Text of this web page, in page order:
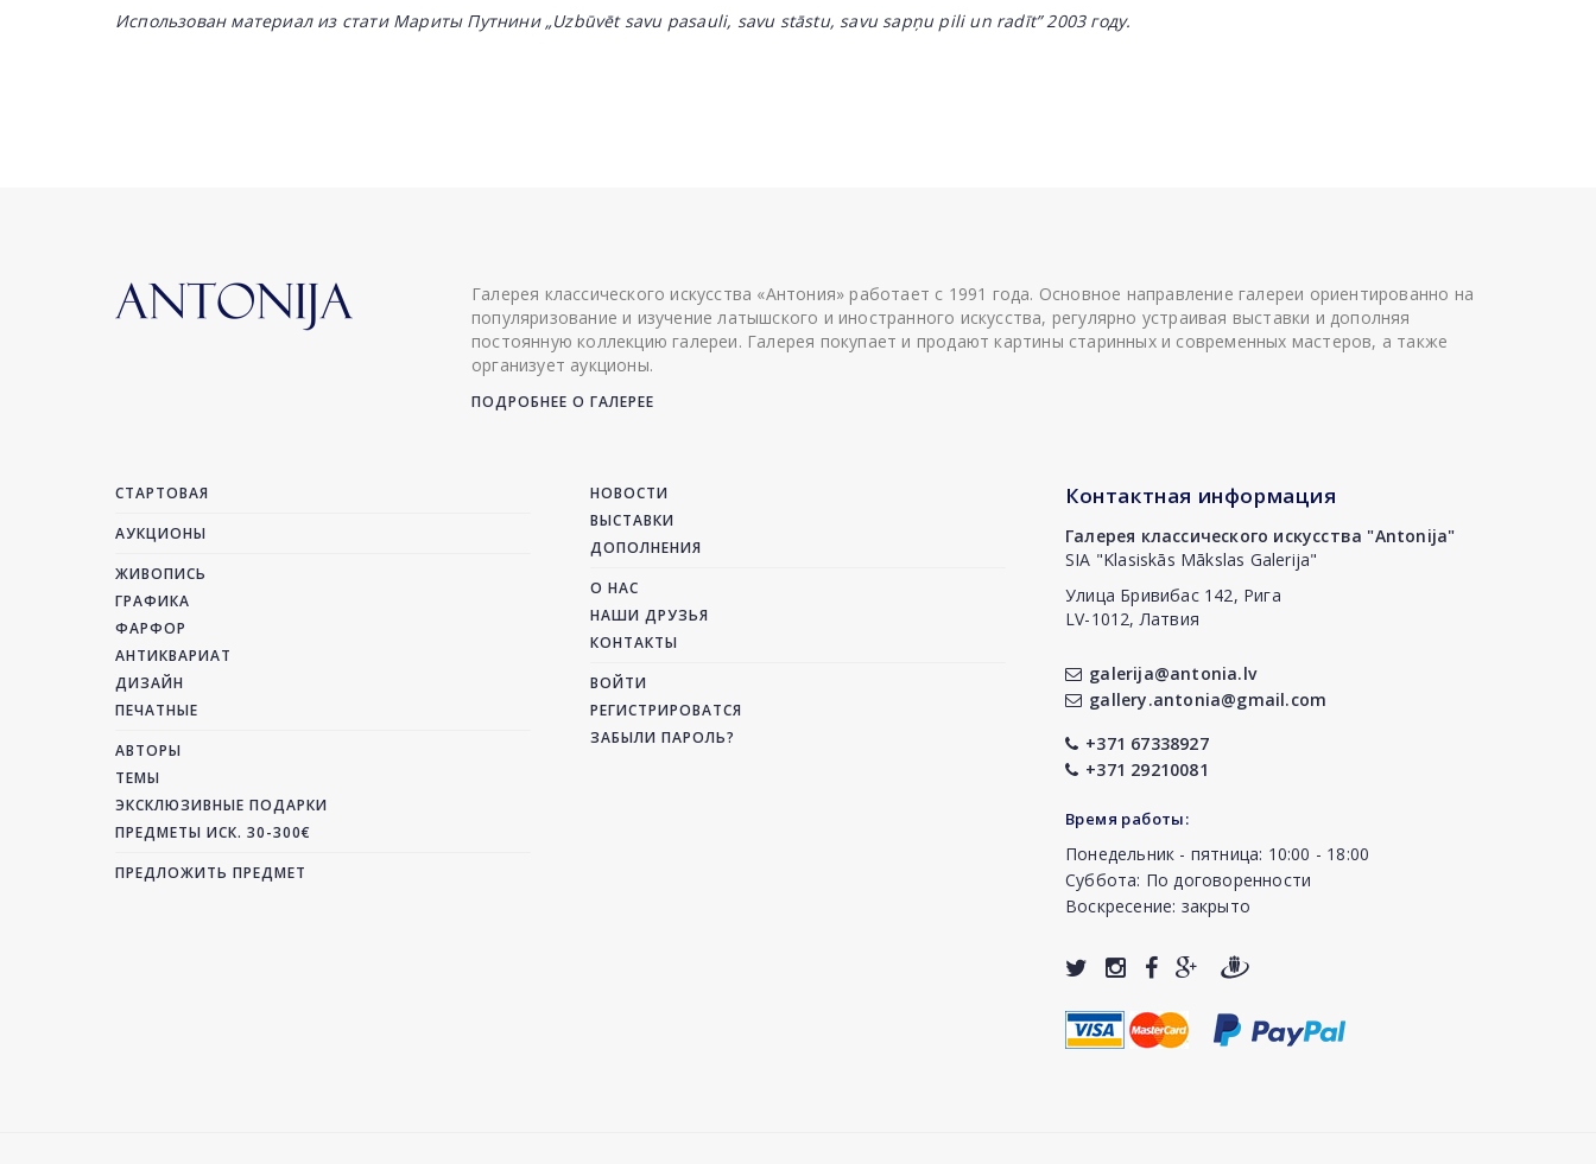
Использован материал из стати Мариты Путнини „Uzbūvēt savu pasauli, savu stāstu, savu sapņu pili un radīt” 2003 году.
Галерея классического искусства «Антония» работает с 1991 года. Основное направление галереи ориентированно на
популяризование и изучение латышского и иностранного искусства, регулярно устраивая выставки и дополняя
постоянную коллекцию галереи. Галерея покупает и продают картины старинных и современных мастеров, а также
организует аукционы.
ПОДРОБНЕЕ О ГАЛЕРЕЕ
СТАРТОВАЯ
АУКЦИОНЫ
ЖИВОПИСЬ
ГРАФИКА
ФАРФОР
АНТИКВАРИАТ
ДИЗАЙН
ПЕЧАТНЫЕ
АВТОРЫ
ТЕМЫ
ЭКСКЛЮЗИВНЫЕ ПОДАРКИ
ПРЕДМЕТЫ ИСК. 30-300€
ПРЕДЛОЖИТЬ ПРЕДМЕТ
НОВОСТИ
ВЫСТАВКИ
ДОПОЛНЕНИЯ
О НАС
НАШИ ДРУЗЬЯ
КОНТАКТЫ
ВОЙТИ
РЕГИСТРИРОВАТСЯ
ЗАБЫЛИ ПАРОЛЬ?
Контактная информация
Галерея классического искусства "Antonija"
SIA "Klasiskās Mākslas Galerija"
Улица Бривибас 142, Рига
LV-1012, Латвия
galerija@antonia.lv
gallery.antonia@gmail.com
+371 67338927
+371 29210081
Время работы:
Понедельник - пятница: 10:00 - 18:00
Суббота: По договоренности
Воскресение: закрыто